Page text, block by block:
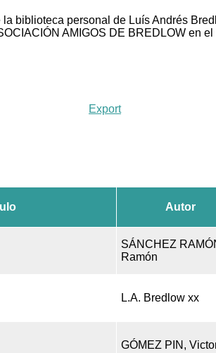
biblioteca personal de Luís Andrés
AMIGOS DE BREDLOW en
Export
Autor
SÁNCHEZ
Ramón
L.A. Bredlow xx
GÓMEZ PIN,